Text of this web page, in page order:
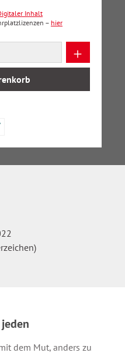
Inhalt
– hier
den gewünschten
dem Mut, anders zu